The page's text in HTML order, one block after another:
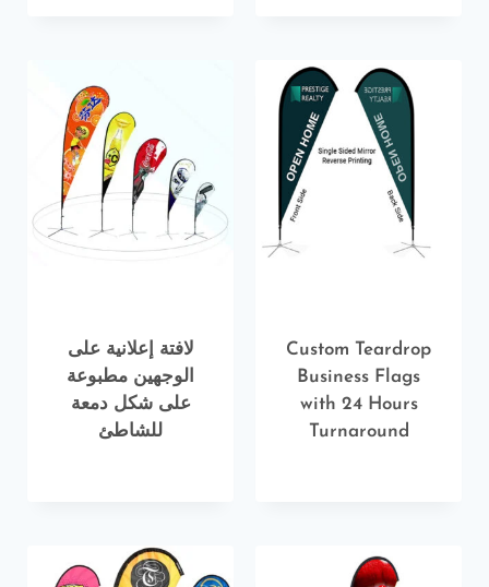
Custom Teardrop
Business Flags
with 24 Hours
Turnaround
لافتة إعلانية على
الوجهين مطبوعة
على شكل دمعة
للشاطئ